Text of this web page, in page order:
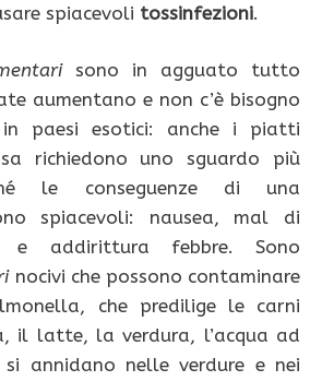
spiacevoli tossinfezioni.
sono in agguato tutto
aumentano e non c’è bisogno
in paesi esotici: anche i piatti
richiedono uno sguardo più
le conseguenze di una
spiacevoli: nausea, mal di
e addirittura febbre. Sono
nocivi che possono contaminare
che predilige le carni
il latte, la verdura, l’acqua ad
annidano nelle verdure e nei